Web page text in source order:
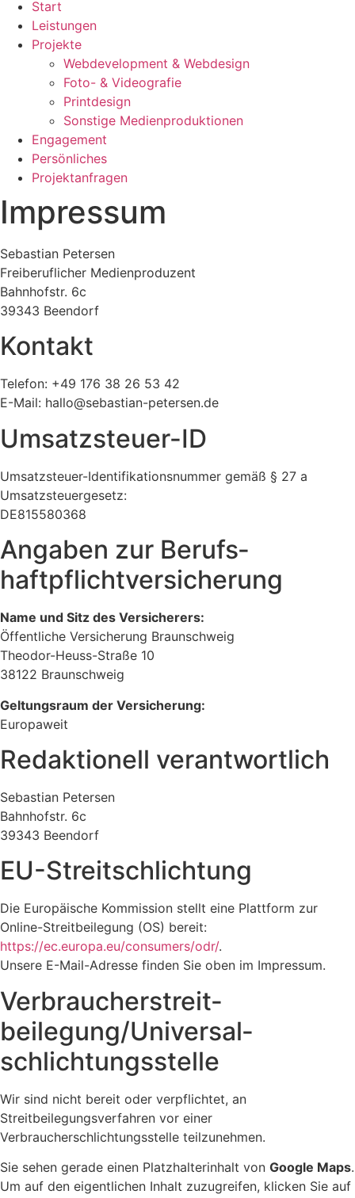
Start
Leistungen
Projekte
Webdevelopment & Webdesign
Foto- & Videografie
Printdesign
Sonstige Medienproduktionen
Engagement
Persönliches
Projektanfragen
Impressum
Sebastian Petersen
Freiberuflicher Medienproduzent
Bahnhofstr. 6c
39343 Beendorf
Kontakt
Telefon: +49 176 38 26 53 42
E-Mail: hallo@sebastian-petersen.de
Umsatzsteuer-ID
Umsatzsteuer-Identifikationsnummer gemäß § 27 a
Umsatzsteuergesetz:
DE815580368
Angaben zur Berufs­
haftpflicht­versicherung
Name und Sitz des Versicherers:
Öffentliche Versicherung Braunschweig
Theodor-Heuss-Straße 10
38122 Braunschweig
Geltungsraum der Versicherung:
Europaweit
Redaktionell verantwortlich
Sebastian Petersen
Bahnhofstr. 6c
39343 Beendorf
EU-Streitschlichtung
Die Europäische Kommission stellt eine Plattform zur
Online-Streitbeilegung (OS) bereit:
https://ec.europa.eu/consumers/odr/.
Unsere E-Mail-Adresse finden Sie oben im Impressum.
Verbraucher­streit­
beilegung/Universal­
schlichtungs­stelle
Wir sind nicht bereit oder verpflichtet, an
Streitbeilegungsverfahren vor einer
Verbraucherschlichtungsstelle teilzunehmen.
Sie sehen gerade einen Platzhalterinhalt von Google Maps.
Um auf den eigentlichen Inhalt zuzugreifen, klicken Sie auf